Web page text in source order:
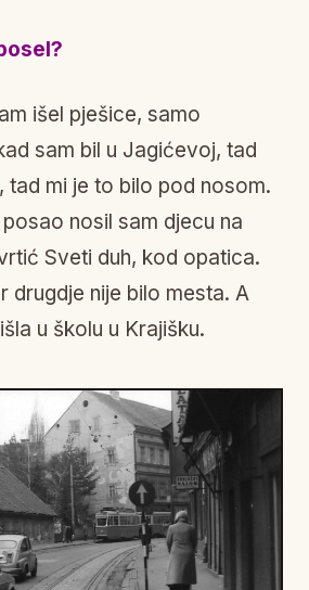
išel pješice, samo
sam bil u Jagićevoj, tad
tad mi je to bilo pod nosom.
nosil sam djecu na
Sveti duh, kod opatica.
drugdje nije bilo mesta. A
u školu u Krajišku.